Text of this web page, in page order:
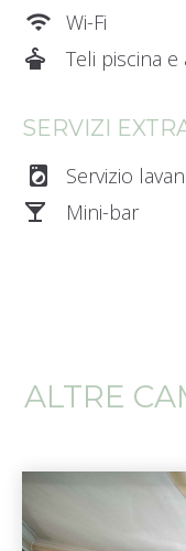
wifi Wi-Fi
dry_cleaning_1Teli piscina
SERVIZI
local_laundry_service
Servizio
local_bar_0Mini-bar
ALTRE